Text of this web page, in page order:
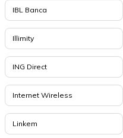
IBL Banca
Illimity
ING Direct
Internet Wireless
Linkem